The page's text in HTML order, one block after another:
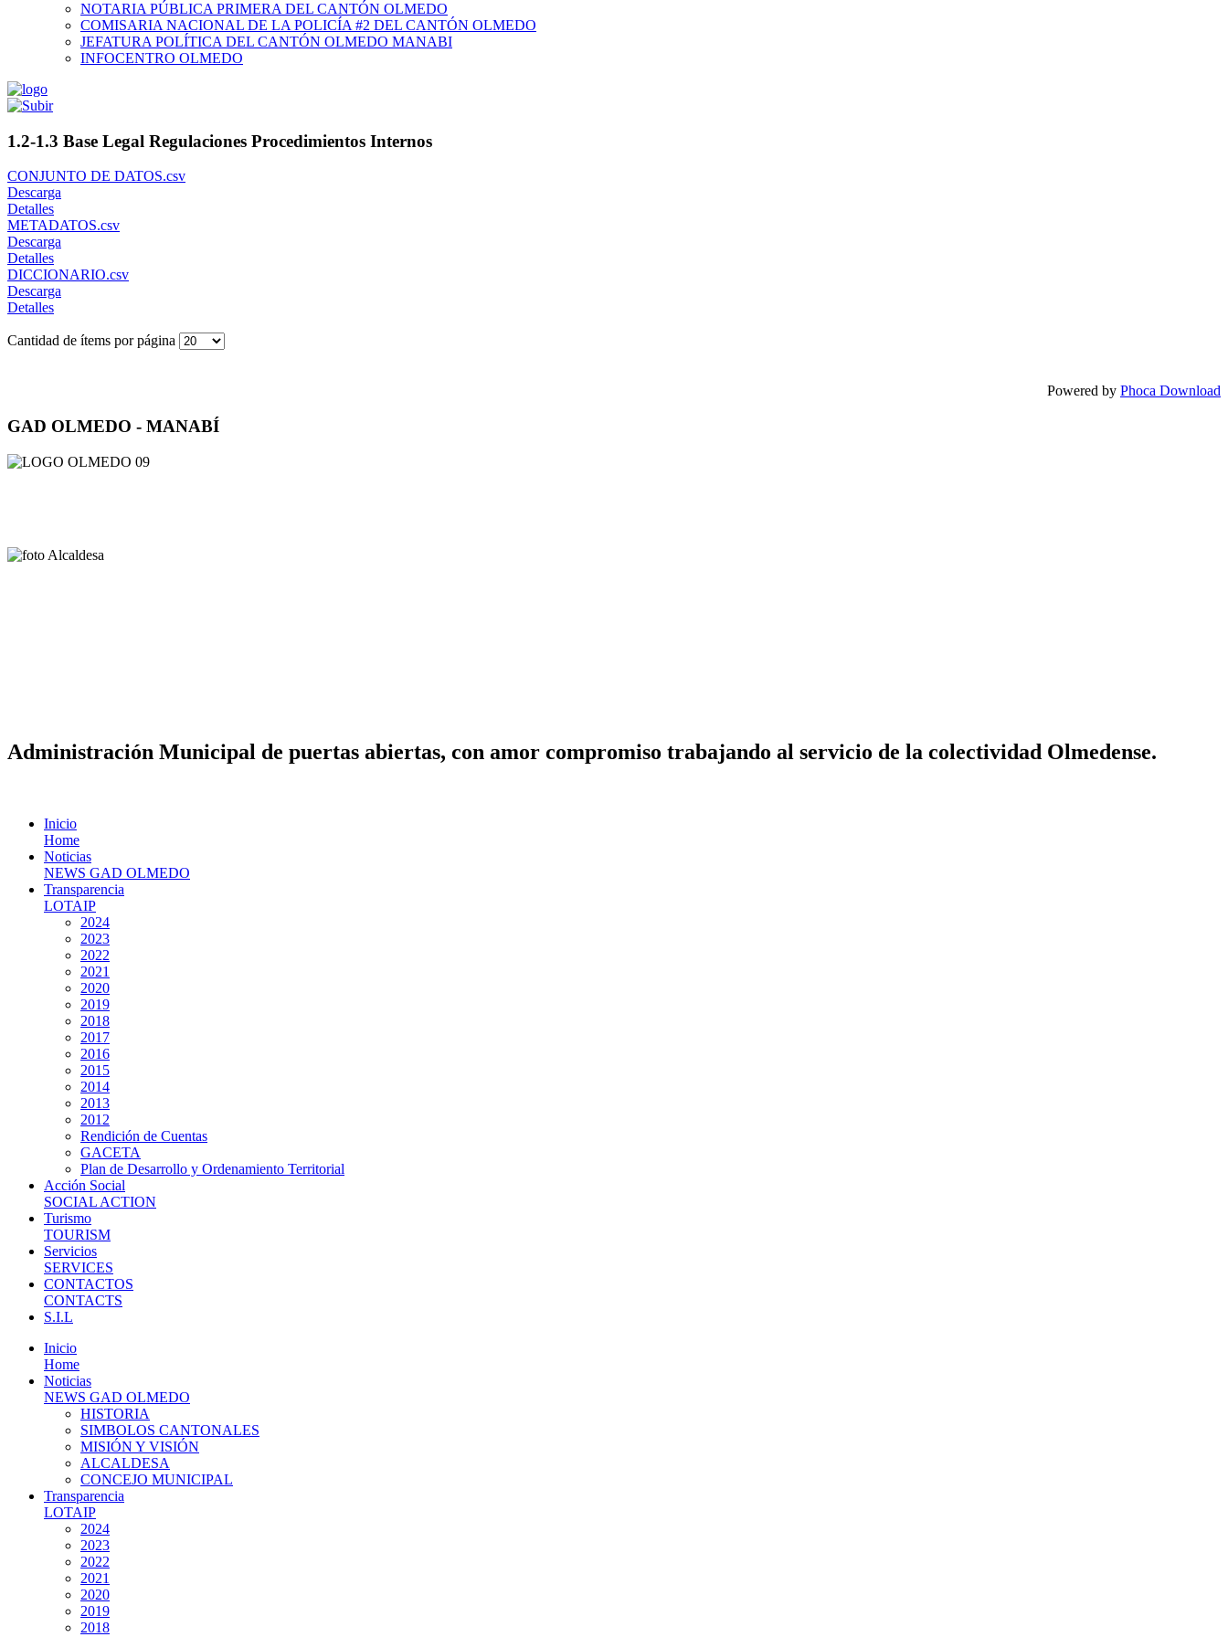
NOTARIA PÚBLICA PRIMERA DEL CANTÓN OLMEDO
COMISARIA NACIONAL DE LA POLICÍA #2 DEL CANTÓN OLMEDO
JEFATURA POLÍTICA DEL CANTÓN OLMEDO MANABI
INFOCENTRO OLMEDO
1.2-1.3 Base Legal Regulaciones Procedimientos Internos
CONJUNTO DE DATOS.csv
Descarga
Detalles
METADATOS.csv
Descarga
Detalles
DICCIONARIO.csv
Descarga
Detalles
Cantidad de ítems por página
Powered by Phoca Download
GAD OLMEDO - MANABÍ
Administración Municipal de puertas abiertas, con amor compromiso trabajando al servicio de la colectividad Olmedense.
Inicio
Home
Noticias
NEWS GAD OLMEDO
Transparencia
LOTAIP
2024
2023
2022
2021
2020
2019
2018
2017
2016
2015
2014
2013
2012
Rendición de Cuentas
GACETA
Plan de Desarrollo y Ordenamiento Territorial
Acción Social
SOCIAL ACTION
Turismo
TOURISM
Servicios
SERVICES
CONTACTOS
CONTACTS
S.I.L
Inicio
Home
Noticias
NEWS GAD OLMEDO
HISTORIA
SIMBOLOS CANTONALES
MISIÓN Y VISIÓN
ALCALDESA
CONCEJO MUNICIPAL
Transparencia
LOTAIP
2024
2023
2022
2021
2020
2019
2018